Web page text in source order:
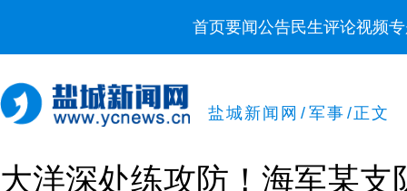
首页要闻公告民生评论视频
盐城新闻网 / 军事 /正文
大洋深处练攻防！海军某